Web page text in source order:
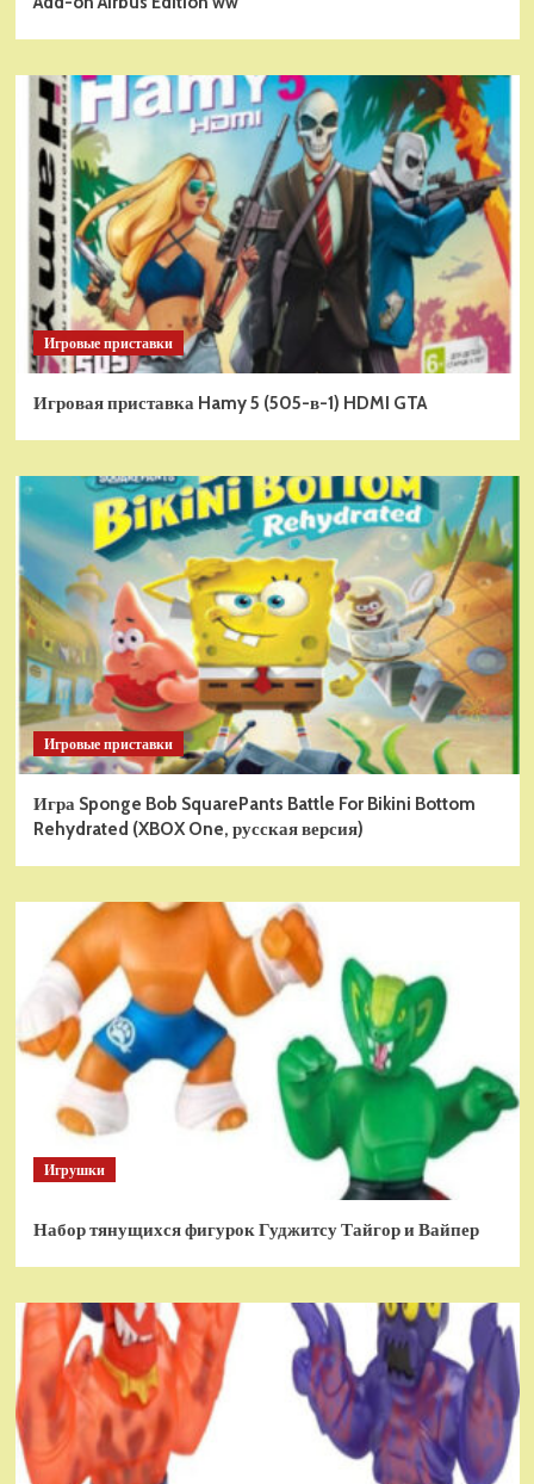
Игровые приставки
Игровая приставка Hamy 5 (505-в-1) HDMI GTA
Игровые приставки
Игра Sponge Bob SquarePants Battle For Bikini Bottom
Rehydrated (XBOX One, русская версия)
Игрушки
Набор тянущихся фигурок Гуджитсу Тайгор и Вайпер